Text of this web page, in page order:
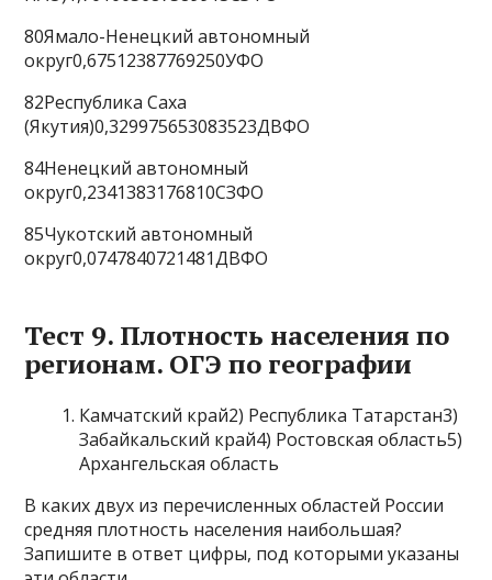
80Ямало-Ненецкий автономный
округ0,67512387769250УФО
82Республика Саха
(Якутия)0,329975653083523ДВФО
84Ненецкий автономный
округ0,2341383176810СЗФО
85Чукотский автономный
округ0,0747840721481ДВФО
Тест 9. Плотность населения по
регионам. ОГЭ по географии
Камчатский край2) Республика Татарстан3)
Забайкальский край4) Ростовская область5)
Архангельская область
В каких двух из перечисленных областей России
средняя плотность населения наибольшая?
Запишите в ответ цифры, под которыми указаны